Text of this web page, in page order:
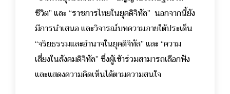
ชีวิต” และ “ราชการไทยในยุคดิจิทัล” นอกจากนี้ยัง
มีการนำเสนอ และวิจารณ์บทความภายใต้ประเด็น
“จริยธรรมและอำนาจในยุคดิจิทัล” และ “ความ
เสี่ยงในสังคมดิจิทัล” ซึ่งผู้เข้าร่วมสามารถเลือกฟัง
และแสดงความคิดเห็นได้ตามความสนใจ